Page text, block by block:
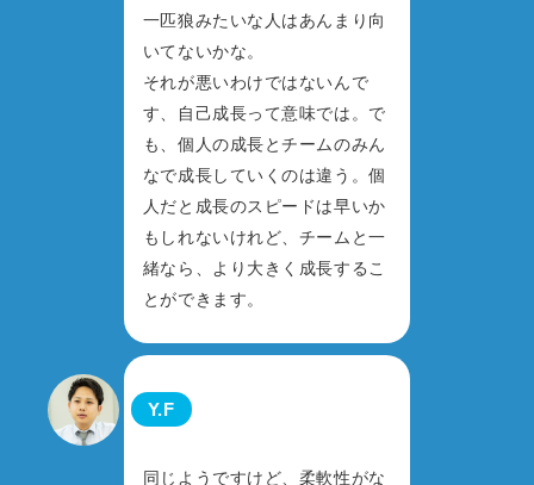
一匹狼みたいな人はあんまり向
いてないかな。
それが悪いわけではないんで
す、自己成長って意味では。で
も、個人の成長とチームのみん
なで成長していくのは違う。個
人だと成長のスピードは早いか
もしれないけれど、チームと一
緒なら、より大きく成長するこ
とができます。
Y.F
同じようですけど、柔軟性がな